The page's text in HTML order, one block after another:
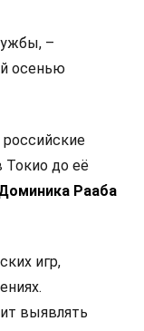
–
осенью
до её
Рааба
игр,
выявлять